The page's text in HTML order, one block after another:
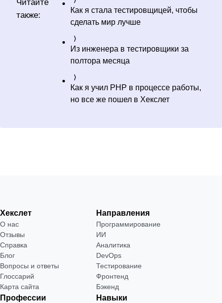
Читайте
также:
Как я стала тестировщицей, чтобы
сделать мир лучше
Из инженера в тестировщики за
полтора месяца
Как я учил PHP в процессе работы,
но все же пошел в Хекслет
Хекслет
О нас
Отзывы
Справка
Блог
Вопросы и ответы
Глоссарий
Карта сайта
Направления
Программирование
ИИ
Аналитика
DevOps
Тестирование
Фронтенд
Бэкенд
Профессии Навыки